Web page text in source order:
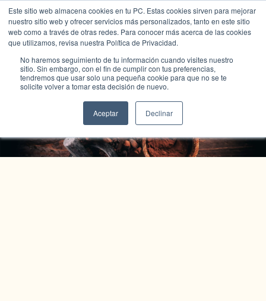
Este sitio web almacena cookies en tu PC. Estas cookies sirven para mejorar
nuestro sitio web y ofrecer servicios más personalizados, tanto en este sitio
web como a través de otras redes. Para conocer más acerca de las cookies
que utilizamos, revisa nuestra Política de Privacidad.
No haremos seguimiento de tu información cuando visites nuestro
sitio. Sin embargo, con el fin de cumplir con tus preferencias,
tendremos que usar solo una pequeña cookie para que no se te
solicite volver a tomar esta decisión de nuevo.
Aceptar Declinar
Tienda Color Cacao